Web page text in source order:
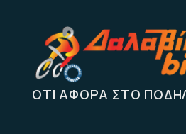
ΌΤΙ ΑΦΟΡΆ ΣΤΟ